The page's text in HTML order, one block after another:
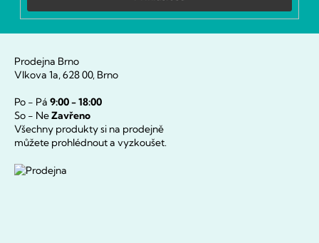
Prodejna Brno
Vlkova 1a, 628 00, Brno
Po - Pá 9:00 - 18:00
So - NeZavřeno
Všechny produkty si na prodejně
můžete prohlédnout a vyzkoušet.